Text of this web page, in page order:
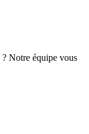
Notre équipe vous